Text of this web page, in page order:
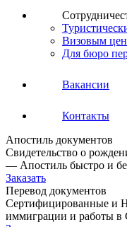
Визовым
Для бюро
Вакансии
Контакты
Апостиль документов
Свидетельство о
— Апостиль быстро и
Заказать
Перевод документов
Сертифицированные и
иммиграции и работы